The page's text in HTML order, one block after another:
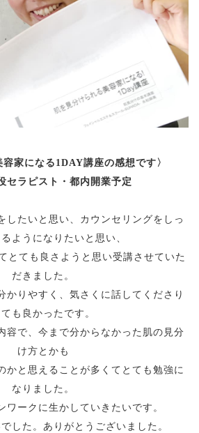
容家になる1DAY講座の感想です〉
セラピスト・都内開業予定
したいと思い、カウンセリングをしっ
ようになりたいと思い、
とても良さようと思い受講させていた
だきました。
かりやすく、気さくに話してくださり
ても良かったです。
容で、今まで分からなかった肌の見分
け方とかも
かと思えることが多くてとても勉強に
なりました。
ワークに生かしていきたいです。
した。ありがとうございました。